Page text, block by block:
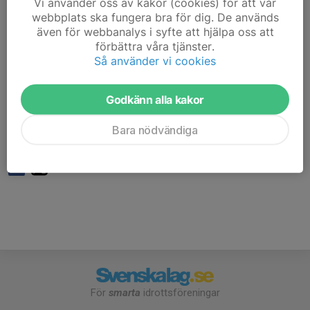
Man måste inte vara på plats precis vid träningsstart
men ju senare man kommer desto mindre tid för att
hinna med att skjuta.
Är det första gången du vill testa på långhållsskytte
hänvisas du till första torsdagen varje månad för att få
För smarta idrottsföreningar
webbplats ska fungera bra för dig. De används
även för webbanalys i syfte att hjälpa oss att
förbättra våra tjänster.
Så använder vi cookies
Godkänn alla kakor
Bara nödvändiga